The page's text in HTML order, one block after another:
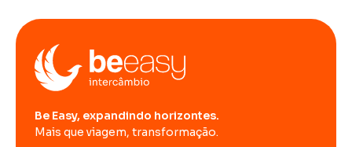
Be Easy, expandindo horizontes.
Mais que viagem, transformação.